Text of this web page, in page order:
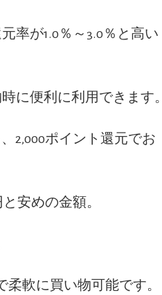
率が1.0％～3.0％と高い
に便利に利用できます。
2,000ポイント還元でお
安めの金額。
軟に買い物可能です。